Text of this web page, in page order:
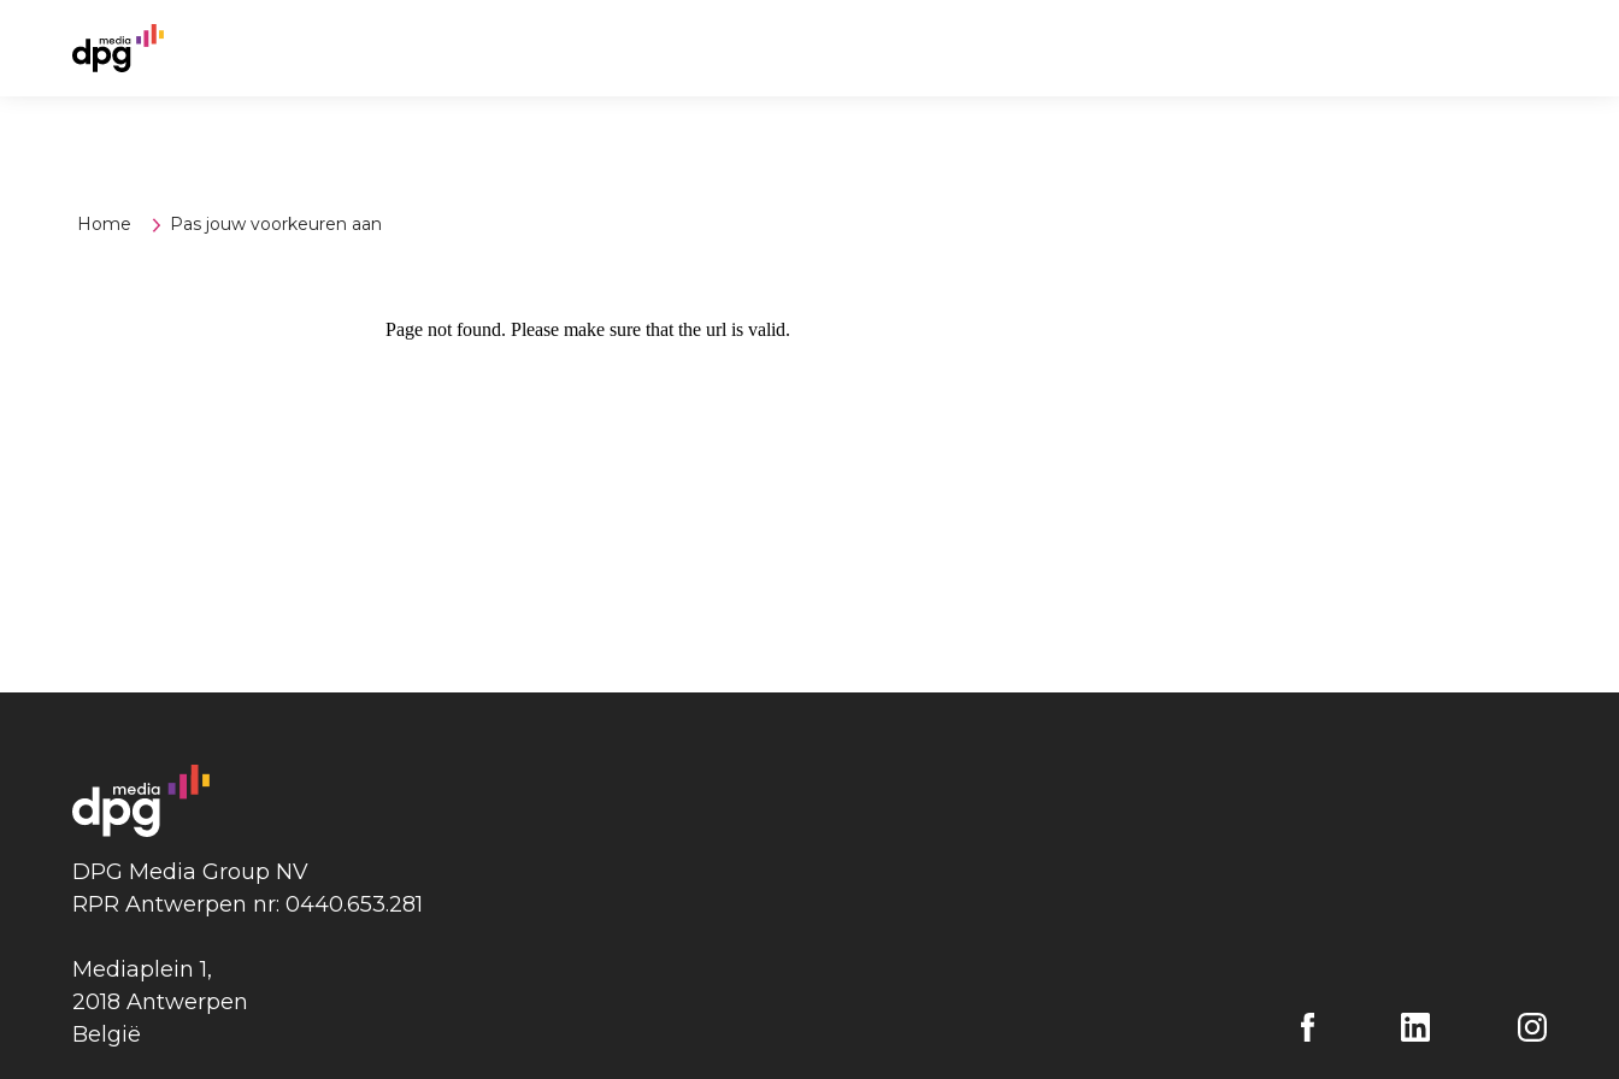
Home Pas jouw voorkeuren aan
DPG Media Group NV
RPR Antwerpen nr: 0440.653.281
Mediaplein 1,
2018 Antwerpen
België